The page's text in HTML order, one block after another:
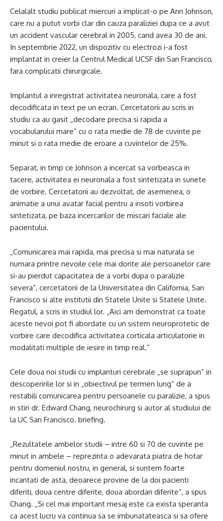
Celalalt studiu publicat miercuri a implicat-o pe Ann Johnson,
care nu a putut vorbi clar din cauza paraliziei dupa ce a avut
un accident vascular cerebral in 2005, cand avea 30 de ani.
In septembrie 2022, un dispozitiv cu electrozi i-a fost
implantat in creier la Centrul Medical UCSF din San Francisco,
fara complicatii chirurgicale.
Implantul a inregistrat activitatea neuronala, care a fost
decodificata in text pe un ecran. Cercetatorii au scris in
studiu ca au gasit „decodare precisa si rapida a
vocabularului mare” cu o rata medie de 78 de cuvinte pe
minut si o rata medie de eroare a cuvintelor de 25%.
Separat, in timp ce Johnson a incercat sa vorbeasca in
tacere, activitatea ei neuronala a fost sintetizata in sunete
de vorbire. Cercetatorii au dezvoltat, de asemenea, o
animatie a unui avatar facial pentru a insoti vorbirea
sintetizata, pe baza incercarilor de miscari faciale ale
pacientului.
„Comunicarea mai rapida, mai precisa si mai naturala se
numara printre nevoile cele mai dorite ale persoanelor care
si-au pierdut capacitatea de a vorbi dupa o paralizie
severa”, cercetatorii de la Universitatea din California, San
Francisco si alte institutii din Statele Unite si Statele Unite.
Regatul, a scris in studiul lor. „Aici am demonstrat ca toate
aceste nevoi pot fi abordate cu un sistem neuroprotetic de
vorbire care decodifica activitatea corticala articulatorie in
modalitati multiple de iesire in timp real.”
Cele doua noi studii cu implanturi cerebrale „se suprapun” in
descoperirile lor si in „obiectivul pe termen lung” de a
restabili comunicarea pentru persoanele cu paralizie, a spus
in stiri dr. Edward Chang, neurochirurg si autor al studiului de
la UC San Francisco. briefing.
„Rezultatele ambelor studii – intre 60 si 70 de cuvinte pe
minut in ambele – reprezinta o adevarata piatra de hotar
pentru domeniul nostru, in general, si suntem foarte
incantati de asta, deoarece provine de la doi pacienti
diferiti, doua centre diferite, doua abordari diferite”, a spus
Chang. „Si cel mai important mesaj este ca exista speranta
ca acest lucru va continua sa se imbunatateasca si sa ofere